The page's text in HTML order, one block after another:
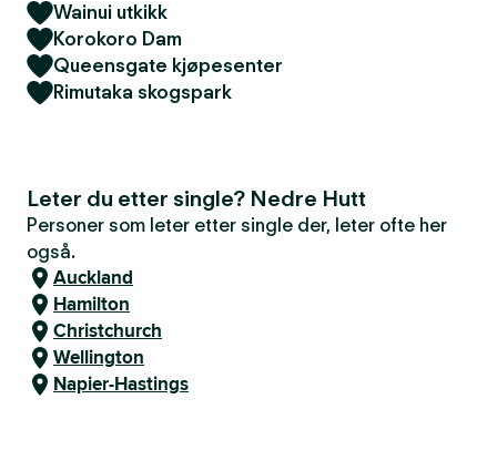
Wainui utkikk
Korokoro Dam
Queensgate kjøpesenter
Rimutaka skogspark
Leter du etter single? Nedre Hutt
Personer som leter etter single der, leter ofte her
også.
Auckland
Hamilton
Christchurch
Wellington
Napier-Hastings